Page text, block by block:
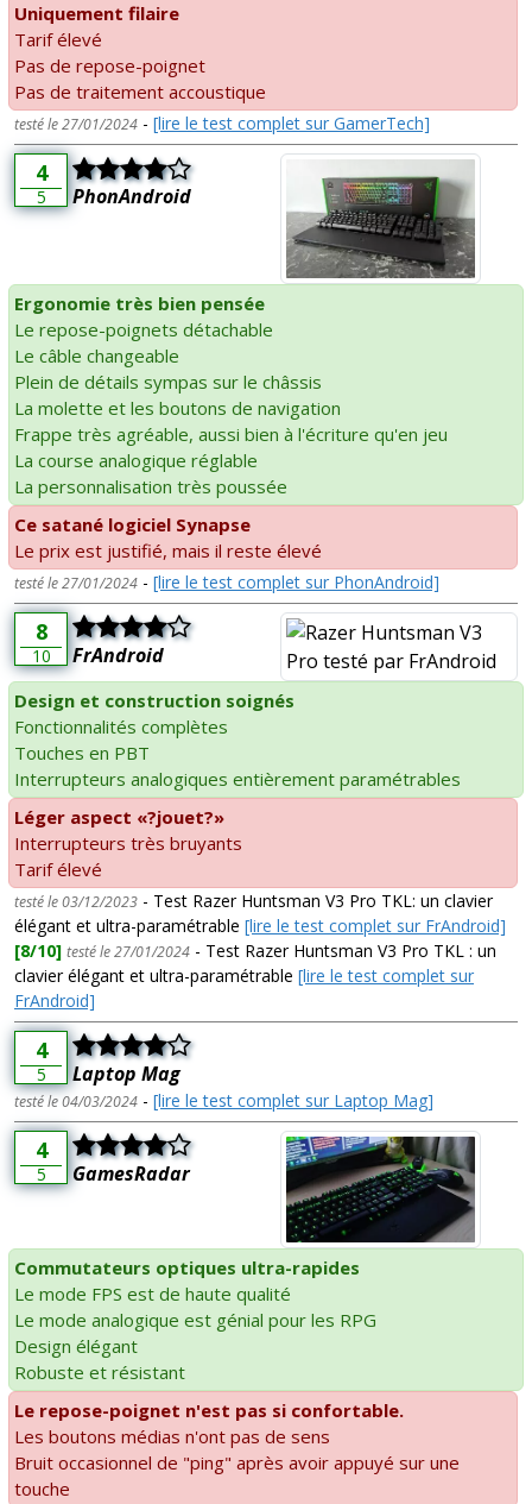
Uniquement filaire
Tarif élevé
Pas de repose-poignet
Pas de traitement accoustique
testé le 27/01/2024 - [lire le test complet sur GamerTech]
4
5 PhonAndroid
Ergonomie très bien pensée
Le repose-poignets détachable
Le câble changeable
Plein de détails sympas sur le châssis
La molette et les boutons de navigation
Frappe très agréable, aussi bien à l'écriture qu'en jeu
La course analogique réglable
La personnalisation très poussée
Ce satané logiciel Synapse
Le prix est justifié, mais il reste élevé
testé le 27/01/2024 - [lire le test complet sur PhonAndroid]
8
10 FrAndroid
Design et construction soignés
Fonctionnalités complètes
Touches en PBT
Interrupteurs analogiques entièrement paramétrables
Léger aspect «?jouet?»
Interrupteurs très bruyants
Tarif élevé
testé le 03/12/2023 - Test Razer Huntsman V3 Pro TKL: un clavier
élégant et ultra-paramétrable [lire le test complet sur FrAndroid]
[8/10] testé le 27/01/2024 - Test Razer Huntsman V3 Pro TKL : un
clavier élégant et ultra-paramétrable [lire le test complet sur
FrAndroid]
4
5 Laptop Mag
testé le 04/03/2024 - [lire le test complet sur Laptop Mag]
4
5 GamesRadar
Commutateurs optiques ultra-rapides
Le mode FPS est de haute qualité
Le mode analogique est génial pour les RPG
Design élégant
Robuste et résistant
Le repose-poignet n'est pas si confortable.
Les boutons médias n'ont pas de sens
Bruit occasionnel de "ping" après avoir appuyé sur une
touche